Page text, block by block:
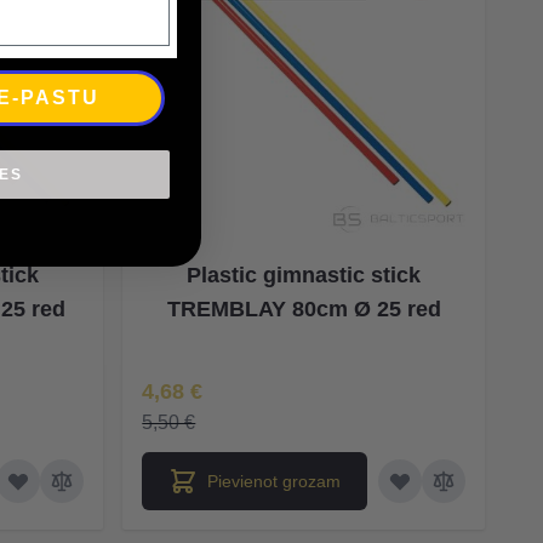
red
Plastic gimnastic stick
TREMBLAY 80cm Ø 25 red
Īpaša Cena
4,68 €
5,50 €
Pievienot grozam
PASTU